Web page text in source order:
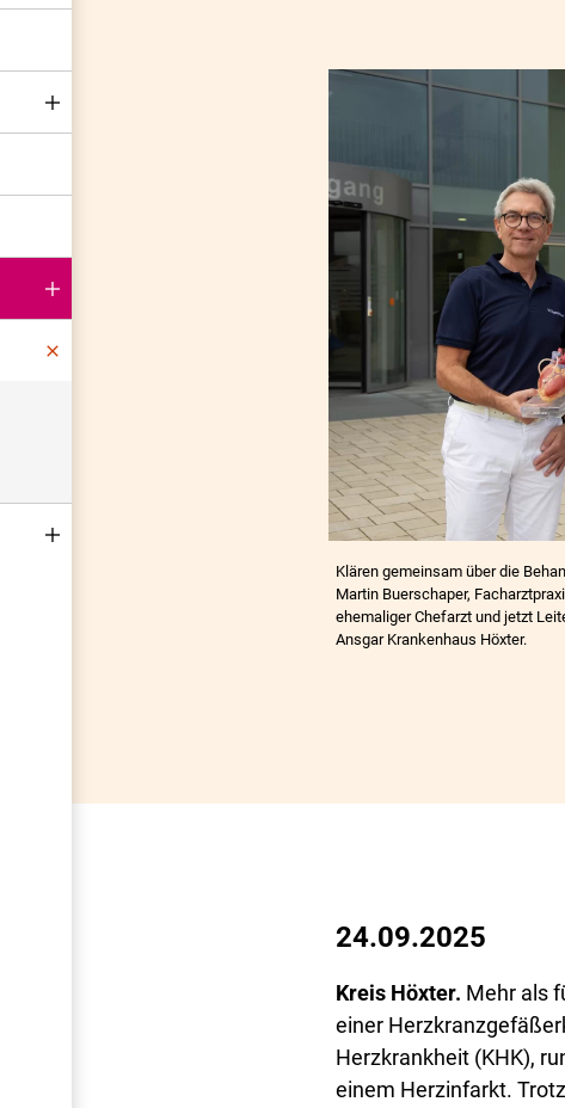
Klären gemeinsam über die
Martin Buerschaper,
ehemaliger Chefarzt und jetzt
Ansgar Krankenhaus Höxter.
24.09.2025
Kreis Höxter. Mehr als
einer
Herzkrankheit (KHK),
einem Herzinfarkt.